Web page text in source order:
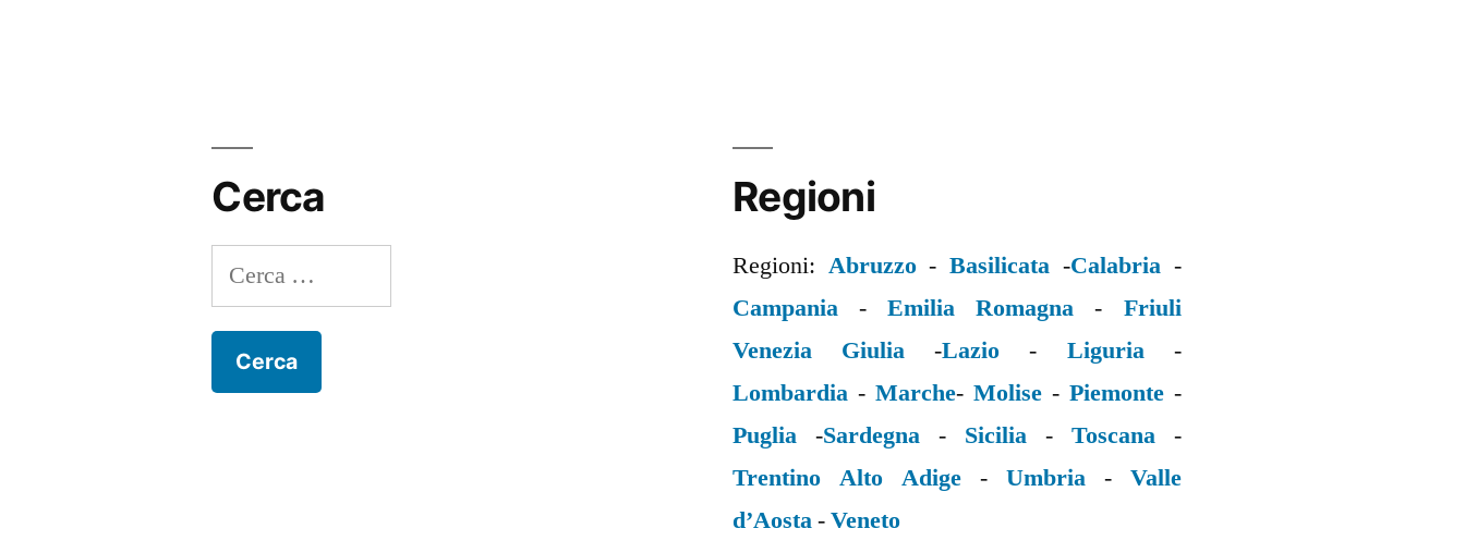
Cerca
Ricerca
per:
Regioni
Regioni: Abruzzo-Basilicata -Calabria-
Campania -Emilia Romagna - Friuli
Venezia Giulia -Lazio - Liguria-
Lombardia - Marche- Molise- Piemonte-
Puglia -Sardegna- Sicilia- Toscana-
Trentino Alto Adige- Umbria- Valle
d’Aosta-Veneto